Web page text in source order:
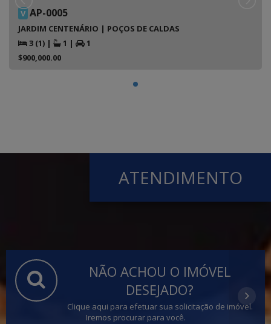
V AP-0005
JARDIM CENTENÁRIO | POÇOS DE CALDAS
3 (1) | 1 |
1
$900,000.00
ATENDIMENTO
NÃO ACHOU O IMÓVEL
DESEJADO?
Clique aqui para efetuar sua solicitação de imóvel.
Iremos procurar para você.